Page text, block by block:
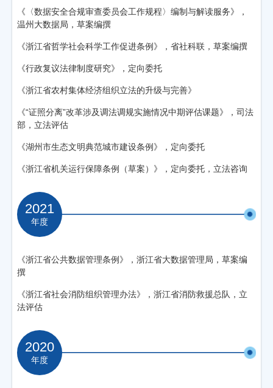
《〈数据安全合规审查委员会工作规程〉编制与解读服务》，
温州大数据局，草案编撰
《浙江省哲学社会科学工作促进条例》，省社科联，草案编撰
《行政复议法律制度研究》，定向委托
《浙江省农村集体经济组织立法的升级与完善》
《“证照分离”改革涉及调法调规实施情况中期评估课题》，司法
部，立法评估
《湖州市生态文明典范城市建设条例》，定向委托
《浙江省机关运行保障条例（草案）》，定向委托，立法咨询
2021
年度
《浙江省公共数据管理条例》，浙江省大数据管理局，草案编
撰
《浙江省社会消防组织管理办法》，浙江省消防救援总队，立
法评估
2020
年度